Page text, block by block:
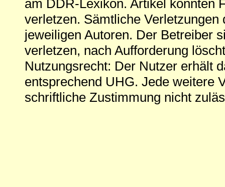
am DDR-Lexikon. Artikel könnten
verletzen. Sämtliche
jeweiligen Autoren. Der Betreiber
verletzen, nach Aufforderung
Nutzungsrecht: Der Nutzer erhält
entsprechend UHG. Jede weitere
schriftliche Zustimmung nicht